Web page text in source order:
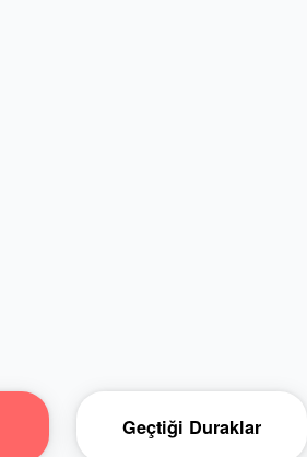
Geçtiği Duraklar